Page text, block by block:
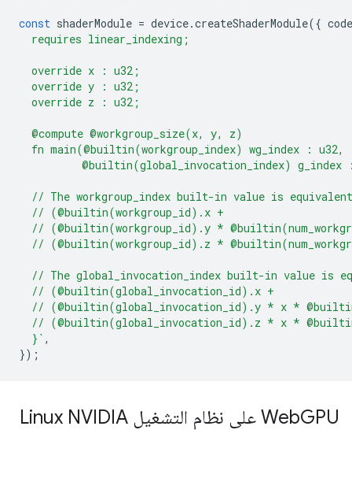
const shaderModule = device.createShaderModule({ code
  requires linear_indexing;
  override x : u32;
  override y : u32;
  override z : u32;
  @compute @workgroup_size(x, y, z)
  fn main(@builtin(workgroup_index) wg_index : u32,
@builtin(global_invocation_index) g_index
// The workgroup_index built-in value is
  // (@builtin(workgroup_id).x +
// (@builtin(workgroup_id).y *
// (@builtin(workgroup_id).z *
// The global_invocation_index built-in value is
  // (@builtin(global_invocation_id).x +
// (@builtin(global_invocation_id).y * x *
// (@builtin(global_invocation_id).z * x *
  }`
,
});
WebGPU على نظام التشغيل Linux NVIDIA